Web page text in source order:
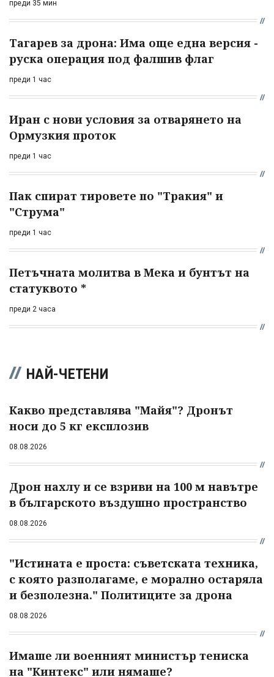
преди 35 мин
Тагарев за дрона: Има още една версия -
руска операция под фалшив флаг
преди 1 час
Иран с нови условия за отварянето на
Ормузкия проток
преди 1 час
Пак спират тировете по "Тракия" и
"Струма"
преди 1 час
Петъчната молитва в Мека и бунтът на
статуквото *
преди 2 часа
НАЙ-ЧЕТЕНИ
Какво представлява "Майя"? Дронът
носи до 5 кг експлозив
08.08.2026
Дрон нахлу и се взриви на 100 м навътре
в българското въздушно пространство
08.08.2026
"Истината е проста: съветската техника,
с която разполагаме, е морално остаряла
и безполезна." Политиците за дрона
08.08.2026
Имаше ли военният министър тениска
на "Кинтекс" или нямаше?